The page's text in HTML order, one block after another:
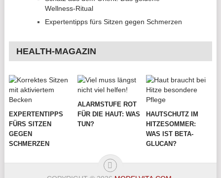
Wellness-Ritual
Expertentipps fürs Sitzen gegen Schmerzen
HEALTH-MAGAZIN
EXPERTENTIPPS
FÜRS SITZEN
GEGEN
SCHMERZEN
ALARMSTUFE ROT
FÜR DIE HAUT: WAS
TUN?
HAUTSCHUTZ IM
HITZESOMMER:
WAS IST BETA-
GLUCAN?